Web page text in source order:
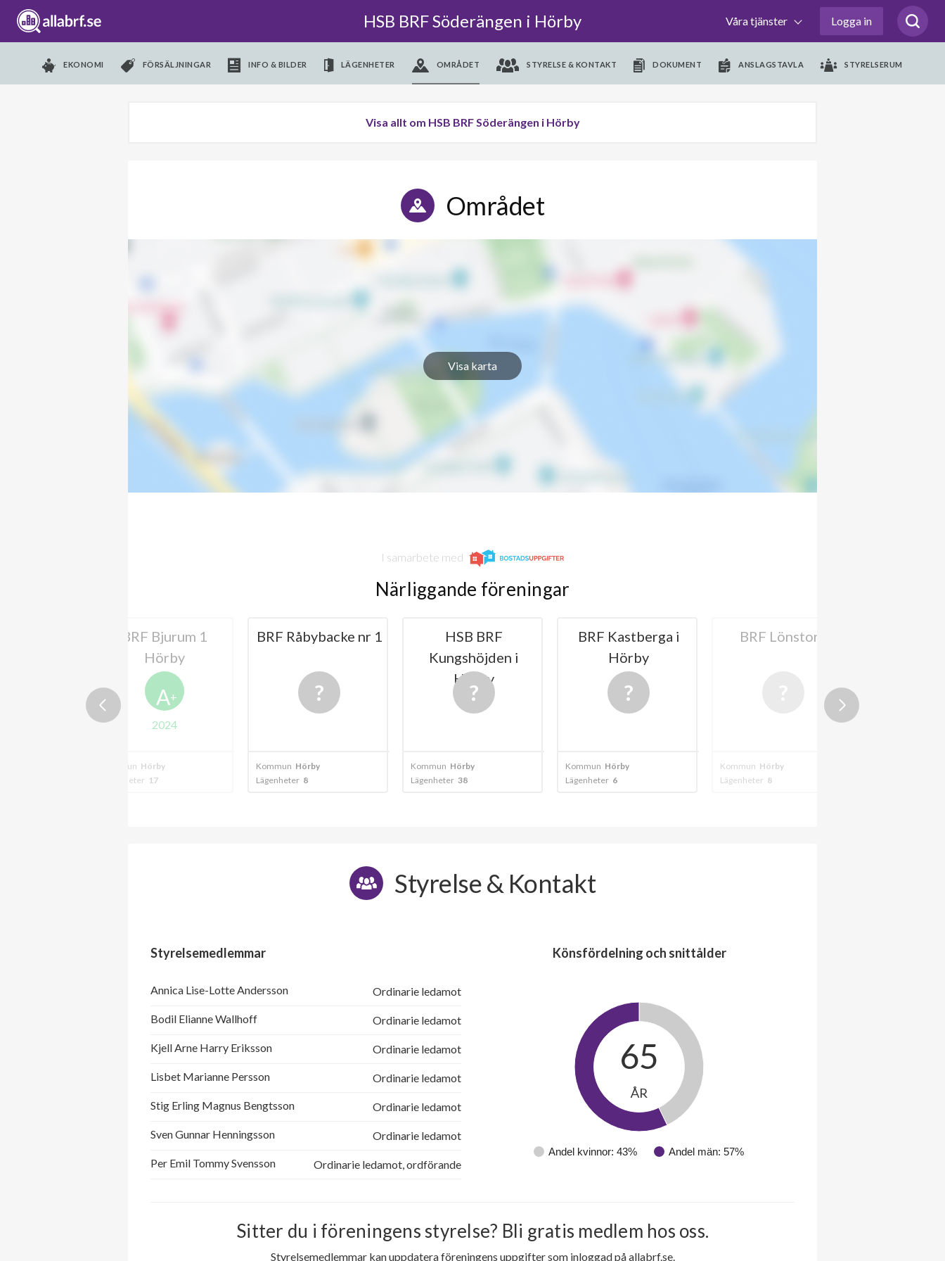
HSB BRF Söderängen i Hörby Våra tjänster Logga in
EKONOMI FÖRSÄLJNINGAR INFO & BILDER LÄGENHETER OMRÅDET STYRELSE & KONTAKT DOKUMENT ANSLAGSTAVLA STYRELSERUM
Visa allt om HSB BRF Söderängen i Hörby
Området
Visa karta
I samarbete med
Närliggande föreningar
BRF Bjurum 1
Hörby
A+
2024
Kommun Hörby
Lägenheter 17
BRF Råbybacke nr 1
Kommun Hörby
Lägenheter 8
HSB BRF
Kungshöjden i
Hörby
Kommun Hörby
Lägenheter 38
BRF Kastberga i
Hörby
Kommun Hörby
Lägenheter 6
BRF Lönstorp
Kommun Hörby
Lägenheter 8
Styrelse & Kontakt
Styrelsemedlemmar
Annica Lise-Lotte Andersson Ordinarie ledamot
Bodil Elianne Wallhoff Ordinarie ledamot
Kjell Arne Harry Eriksson Ordinarie ledamot
Lisbet Marianne Persson Ordinarie ledamot
Stig Erling Magnus Bengtsson Ordinarie ledamot
Sven Gunnar Henningsson Ordinarie ledamot
Per Emil Tommy Svensson Ordinarie ledamot, ordförande
Könsfördelning och snittålder
Andel kvinnor: 43% Andel män: 57%
65
ÅR
Sitter du i föreningens styrelse? Bli gratis medlem hos oss.
Styrelsemedlemmar kan uppdatera föreningens uppgifter som inloggad på allabrf.se.